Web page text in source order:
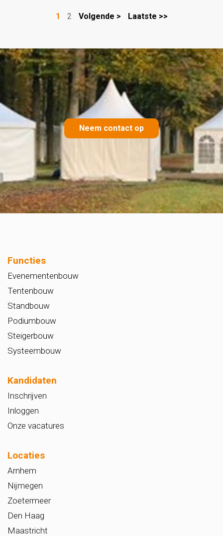
1 2 Volgende > Laatste >>
Neem contact op
Functies
Evenementenbouw
Tentenbouw
Standbouw
Podiumbouw
Steigerbouw
Systeembouw
Kandidaten
Inschrijven
Inloggen
Onze vacatures
Locaties
Arnhem
Nijmegen
Zoetermeer
Den Haag
Maastricht